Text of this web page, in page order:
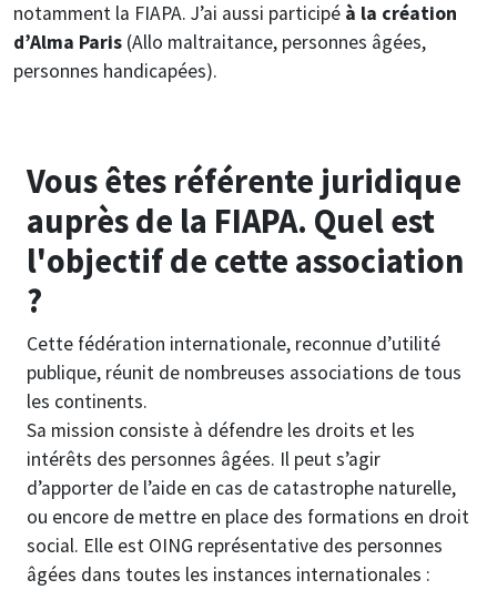
notamment la FIAPA. J’ai aussi participé à la création
d’Alma Paris (Allo maltraitance, personnes âgées,
personnes handicapées).
Vous êtes référente juridique
auprès de la FIAPA. Quel est
l'objectif de cette association
?
Cette fédération internationale, reconnue d’utilité
publique, réunit de nombreuses associations de tous
les continents.
Sa mission consiste à défendre les droits et les
intérêts des personnes âgées. Il peut s’agir
d’apporter de l’aide en cas de catastrophe naturelle,
ou encore de mettre en place des formations en droit
social. Elle est OING représentative des personnes
âgées dans toutes les instances internationales :